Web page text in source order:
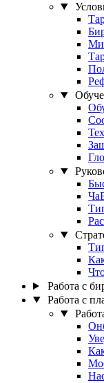
Работа с
Работа с